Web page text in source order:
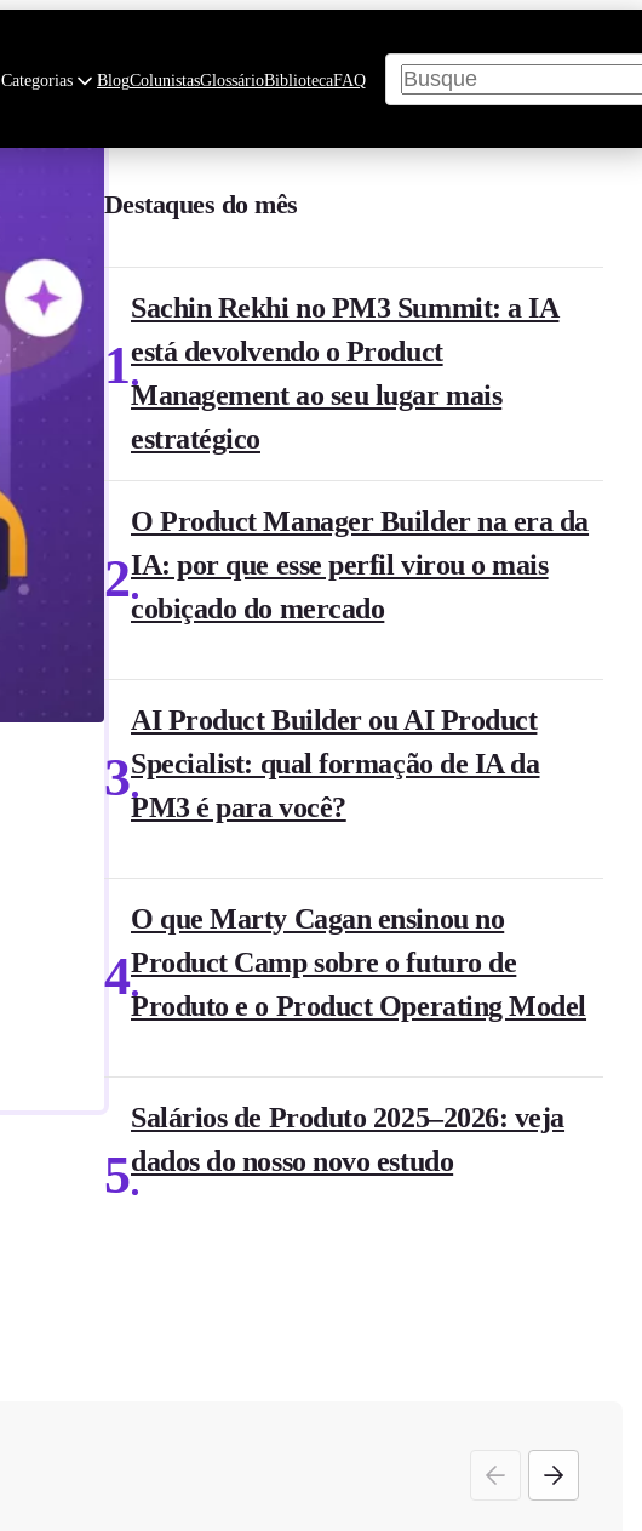
Categorias BlogColunistasGlossárioBibliotecaFAQ
Pesquisar
Destaques do mês
1
Sachin Rekhi no PM3 Summit: a IA
está devolvendo o Product
Management ao seu lugar mais
estratégico
2
O Product Manager Builder na era da
IA: por que esse perfil virou o mais
cobiçado do mercado
3
AI Product Builder ou AI Product
Specialist: qual formação de IA da
PM3 é para você?
4
O que Marty Cagan ensinou no
Product Camp sobre o futuro de
Produto e o Product Operating Model
5
Salários de Produto 2025–2026: veja
dados do nosso novo estudo